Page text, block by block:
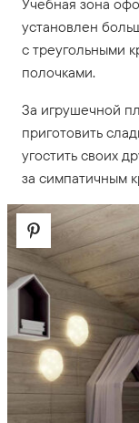
Учебная зона
установлен
с треугольными
полочками.
За игрушечной
приготовить
угостить своих
за симпатичным